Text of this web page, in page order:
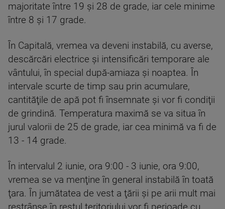
majoritate între 19 şi 28 de grade, iar cele minime
între 8 şi 17 grade.
În Capitală, vremea va deveni instabilă, cu averse,
descărcări electrice şi intensificări temporare ale
vântului, în special după-amiaza şi noaptea. În
intervale scurte de timp sau prin acumulare,
cantităţile de apă pot fi însemnate şi vor fi condiţii
de grindină. Temperatura maximă se va situa în
jurul valorii de 25 de grade, iar cea minimă va fi de
13 - 14 grade.
În intervalul 2 iunie, ora 9:00 - 3 iunie, ora 9:00,
vremea se va menţine în general instabilă în toată
ţara. În jumătatea de vest a ţării şi pe arii mult mai